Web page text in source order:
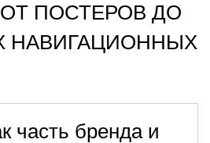
ПОСТЕРОВ ДО
НАВИГАЦИОННЫХ
часть бренда и